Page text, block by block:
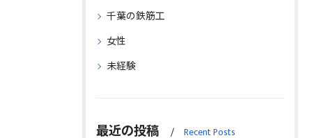
千葉の鉄筋工
女性
未経験
最近の投稿 Recent Posts